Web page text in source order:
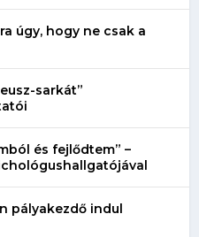
úgy, hogy ne csak a
sarkát”
és fejlődtem” –
pályakezdő indul